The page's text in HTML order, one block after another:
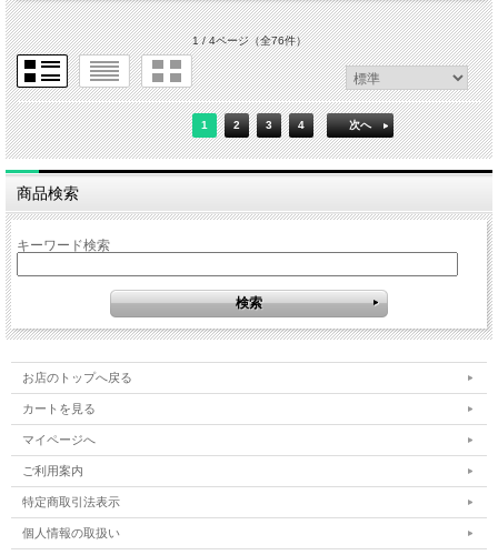
1 / 4ページ（全76件）
1 2 3 4 次へ
商品検索
キーワード検索
お店のトップへ戻る
カートを見る
マイページへ
ご利用案内
特定商取引法表示
個人情報の取扱い